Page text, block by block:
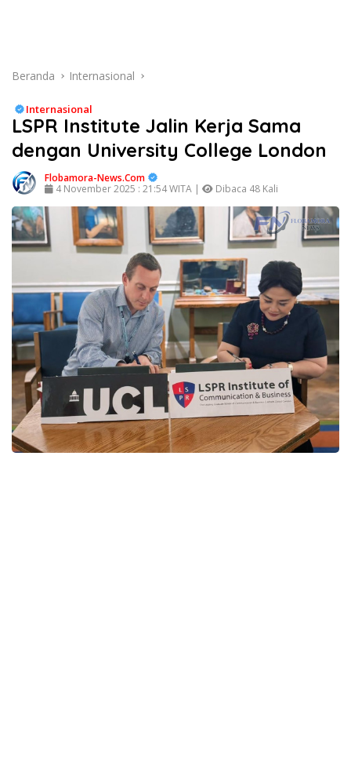
Beranda Internasional
Internasional
LSPR Institute Jalin Kerja Sama
dengan University College London
Flobamora-News.Com
4 November 2025 : 21:54 WITA |
Dibaca 48 Kali